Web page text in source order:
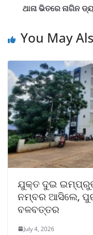
ଥାନା ଭିତରେ ନାଗିନ
You May
ଯୁକ୍ତ ଦୁଇ
ନମ୍ବର ଆସିଲେ,
ବଳବତ୍ତର
July 4, 2026